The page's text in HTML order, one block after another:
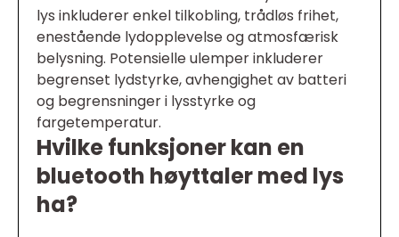
lys inkluderer enkel tilkobling, trådløs frihet,
enestående lydopplevelse og atmosfærisk
belysning. Potensielle ulemper inkluderer
begrenset lydstyrke, avhengighet av batteri
og begrensninger i lysstyrke og
fargetemperatur.
Hvilke funksjoner kan en
bluetooth høyttaler med lys
ha?